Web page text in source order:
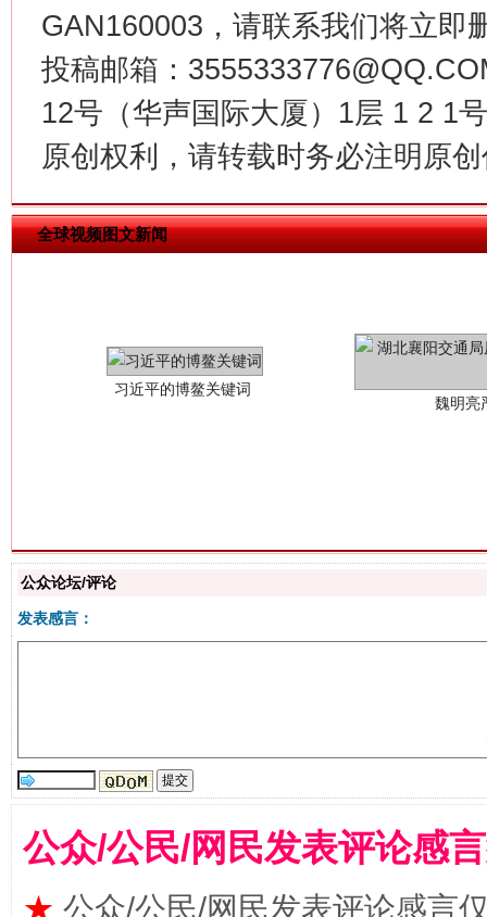
GAN160003，请联系我们将立即
投稿邮箱：
12号（华声国际大厦）1层 1 2 1
原创权利，请转载时务必注明原
全球视频图文新闻
“刷贴”乱象丛生
生
揭批美国五大"原罪" "炒
公众论坛/评论
发表感言：
公众/公民/网民发表评论感
★ 公众/公民/网民发表评论感言